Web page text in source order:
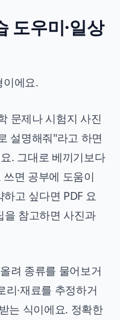
도우미·일상
이에요.
문제나 시험지 사진
설명해줘"라고 하면
. 그대로 베끼기보다
면 공부에 도움이
하고 싶다면 PDF 요
을 참고하면 사진과
려 종류를 물어보거
리·재료를 추정하거
는 식이에요. 정확한